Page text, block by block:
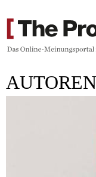
AUTOREN